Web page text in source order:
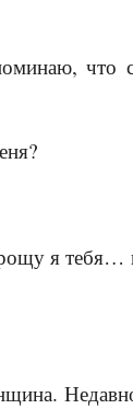
что
я тебя…